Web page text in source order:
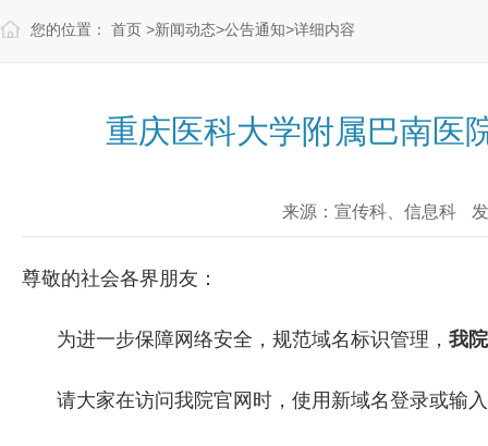
您的位置： 首页 >新闻动态>公告通知>详细内容
重庆医科大学附属巴南医
来源：宣传科、信息科
尊敬的社会各界朋友：
为进一步保障网络安全，规范域名标识管理， 我
请大家在访问我院官网时，使用新域名登录或输